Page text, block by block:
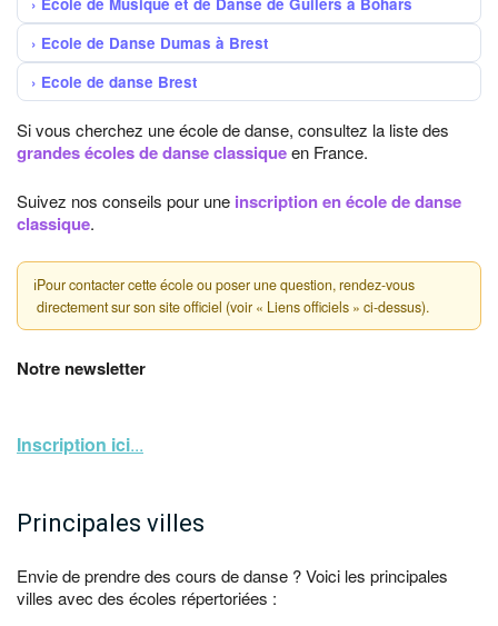
Ecole de Musique et de Danse de Guilers à Bohars
Ecole de Danse Dumas à Brest
Ecole de danse Brest
Si vous cherchez une école de danse, consultez la liste des
grandes écoles de danse classiqueen France.
Suivez nos conseils pour une inscription en école de danse
classique.
ℹPour contacter cette école ou poser une question, rendez-vous
directement sur son site officiel (voir « Liens officiels » ci-dessus).
Notre newsletter
Inscription ici...
Principales villes
Envie de prendre des cours de danse ? Voici les principales
villes avec des écoles répertoriées :